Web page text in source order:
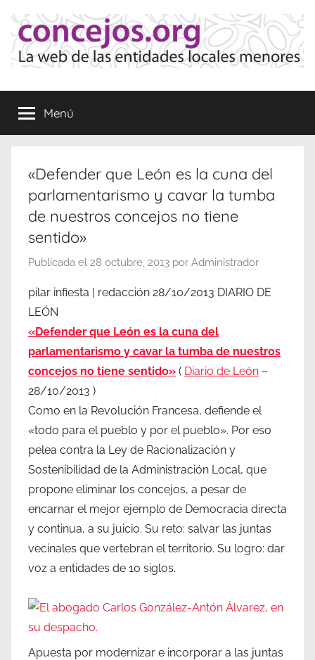
contenido
Concejos
de
las
Locales
Menú
«Defender que León es la cuna del
parlamentarismo y cavar la tumba
de nuestros concejos no tiene
sentido»
Publicada el 28 octubre, 2013 por Administrador
pilar infiesta | redacción 28/10/2013 DIARIO DE
LEÓN
«Defender que León es la cuna del
parlamentarismo y cavar la tumba de nuestros
concejos no tiene sentido» ( Diario de León –
28/10/2013 )
Como en la Revolución Francesa, defiende el
«todo para el pueblo y por el pueblo». Por eso
pelea contra la Ley de Racionalización y
Sostenibilidad de la Administración Local, que
propone eliminar los concejos, a pesar de
encarnar el mejor ejemplo de Democracia directa
y continua, a su juicio. Su reto: salvar las juntas
vecinales que vertebran el territorio. Su logro: dar
voz a entidades de 10 siglos.
Apuesta por modernizar e incorporar a las juntas